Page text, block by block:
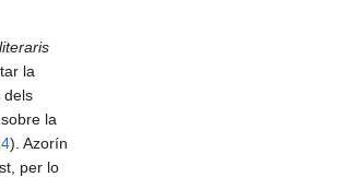
la
dels
la
). Azorín
per lo